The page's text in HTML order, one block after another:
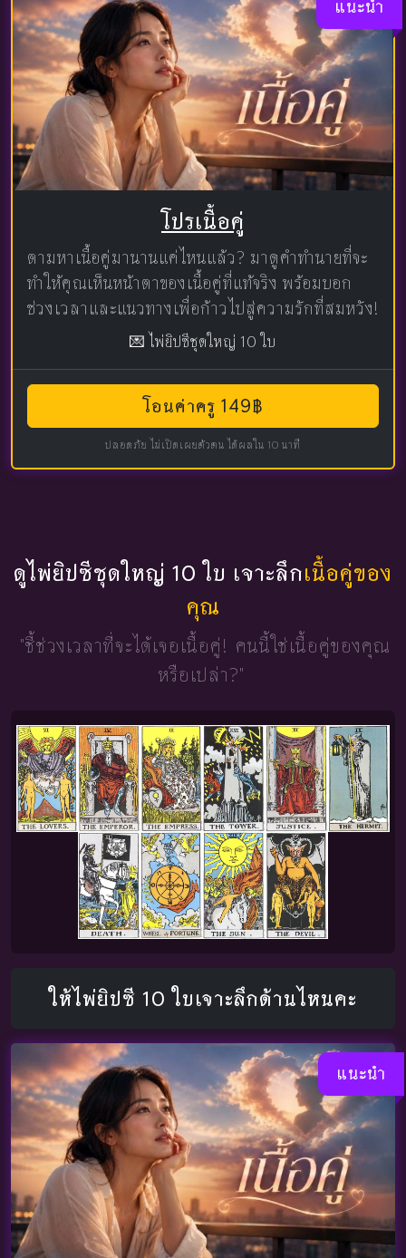
แนะนำ
โปรเนื้อคู่
ตามหาเนื้อคู่มานานแค่ไหนแล้ว? มาดูคำทำนายที่จะ
ทำให้คุณเห็นหน้าตาของเนื้อคู่ที่แท้จริง พร้อมบอก
ช่วงเวลาและแนวทางเพื่อก้าวไปสู่ความรักที่สมหวัง!
💌 ไพ่ยิปซีชุดใหญ่ 10 ใบ
โอนค่าครู 149฿
ปลอดภัย ไม่เปิดเผยตัวตน ได้ผลใน 10 นาที
ดูไพ่ยิปซีชุดใหญ่ 10 ใบ เจาะลึกเนื้อคู่ของ
คุณ
"ชี้ช่วงเวลาที่จะได้เจอเนื้อคู่! คนนี้ใช่เนื้อคู่ของคุณ
หรือเปล่า?"
ให้ไพ่ยิปซี 10 ใบเจาะลึกด้านไหนคะ
แนะนำ